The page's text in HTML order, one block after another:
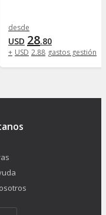
desde
USD 28.80
+ USD 2.88 gastos gestión